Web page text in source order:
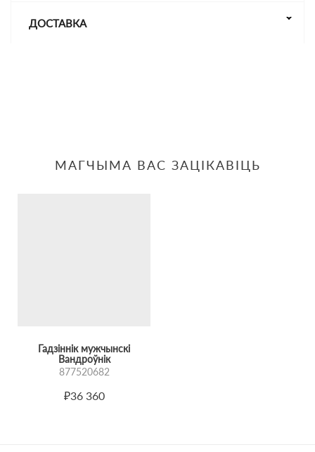
ДОСТАВКА
МАГЧЫМА ВАС ЗАЦІКАВІЦЬ
Гадзіннік мужчынскі
Вандроўнік
877520682
₽36 360